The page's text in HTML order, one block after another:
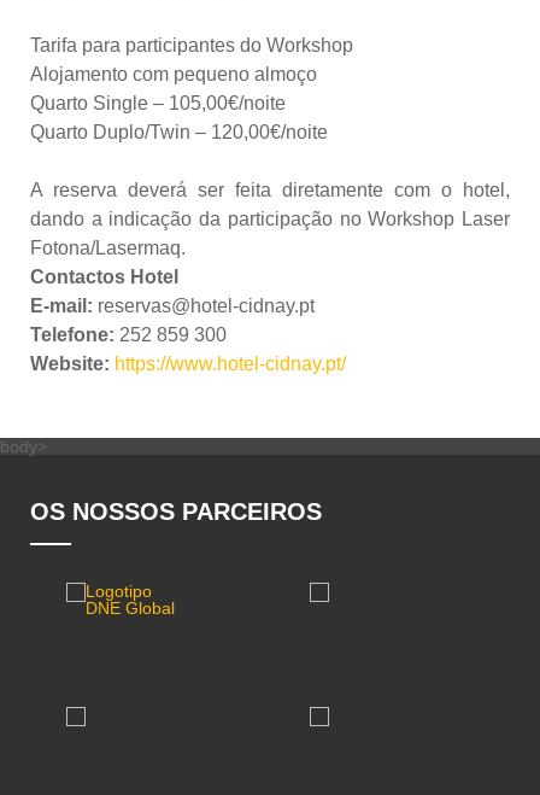
Tarifa para participantes do Workshop
Alojamento com pequeno almoço
Quarto Single – 105,00€/noite
Quarto Duplo/Twin – 120,00€/noite
A reserva deverá ser feita diretamente com o hotel,
dando a indicação da participação no Workshop Laser
Fotona/Lasermaq.
Contactos Hotel
E-mail: reservas@hotel-cidnay.pt
Telefone: 252 859 300
Website: https://www.hotel-cidnay.pt/
body>
OS NOSSOS PARCEIROS